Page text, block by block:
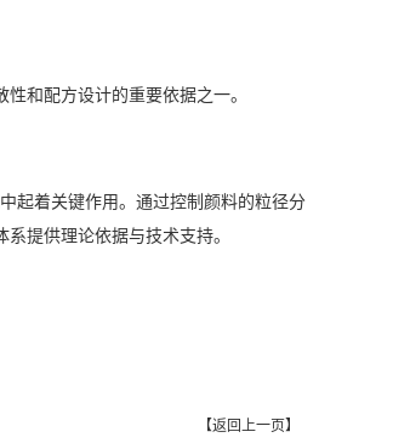
和配方设计的重要依据之一。
起着关键作用。通过控制颜料的粒径分
提供理论依据与技术支持。
【返回上一页】